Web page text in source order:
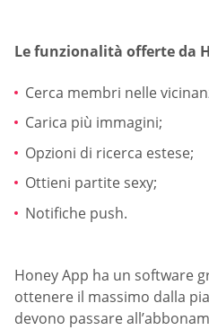
Le funzionalità offerte da
Cerca membri nelle
Carica più immagini;
Opzioni di ricerca estese;
Ottieni partite sexy;
Notifiche push.
Honey App ha un software
ottenere il massimo dalla
devono passare